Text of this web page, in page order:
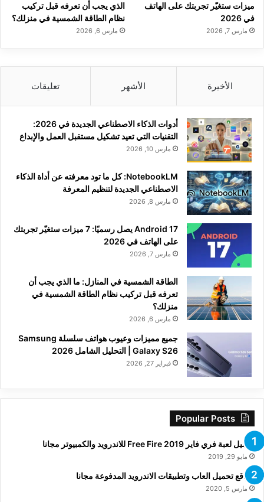
ميزات ستغيّر تجربتك على الهاتف
في 2026
مارس 7, 2026
الذي يجب أن تعرفه قبل تركيب
نظام الطاقة الشمسية في منزلك؟
مارس 6, 2026
الأخيرة الأشهر تعليقات
أدوات الذكاء الاصطناعي الجديدة في 2026:
التقنيات التي تعيد تشكيل مستقبل العمل والإبداع
مارس 10, 2026
NotebookLM: كل ما تود معرفته عن أداة الذكاء
الاصطناعي الجديدة لتنظيم المعرفة
مارس 8, 2026
Android 17 يصل رسميًا: 7 ميزات ستغيّر تجربتك
على الهاتف في 2026
مارس 7, 2026
الطاقة الشمسية في المنازل: ما الذي يجب أن
تعرفه قبل تركيب نظام الطاقة الشمسية في
منزلك؟
مارس 6, 2026
جميع مميزات وعيوب هواتف سلسلة Samsung
Galaxy S26 | التحليل الشامل 2026
فبراير 27, 2026
Popular Posts
تحميل لعبة فري فاير Free Fire 2019 للاندرويد والكمبيوتر مجانا
مايو 29, 2019
مواقع تحميل العاب وتطبيقات الاندرويد المدفوعة مجانا
مارس 5, 2020